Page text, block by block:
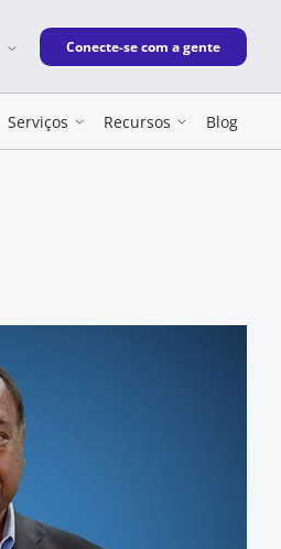
New window
Conecte-se com a gente
Serviços Recursos Blog